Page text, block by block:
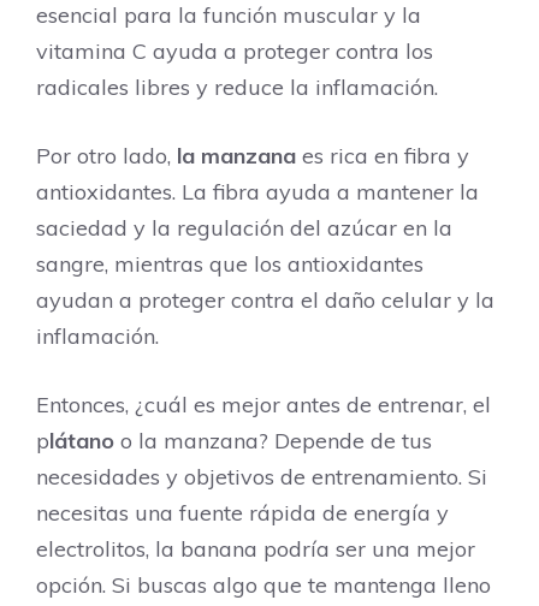
esencial para la función muscular y la
vitamina C ayuda a proteger contra los
radicales libres y reduce la inflamación.
Por otro lado, la manzana es rica en fibra y
antioxidantes. La fibra ayuda a mantener la
saciedad y la regulación del azúcar en la
sangre, mientras que los antioxidantes
ayudan a proteger contra el daño celular y la
inflamación.
Entonces, ¿cuál es mejor antes de entrenar, el
plátano o la manzana? Depende de tus
necesidades y objetivos de entrenamiento. Si
necesitas una fuente rápida de energía y
electrolitos, la banana podría ser una mejor
opción. Si buscas algo que te mantenga lleno